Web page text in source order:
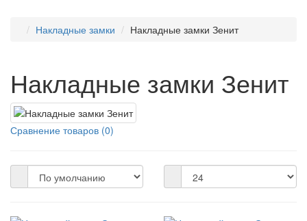
Накладные замки Накладные замки Зенит
Накладные замки Зенит
Сравнение товаров (0)